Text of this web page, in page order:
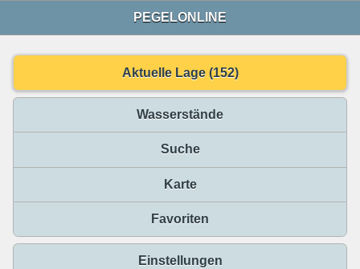
PEGELONLINE
Aktuelle Lage (152)
Wasserstände
Suche
Karte
Favoriten
Einstellungen